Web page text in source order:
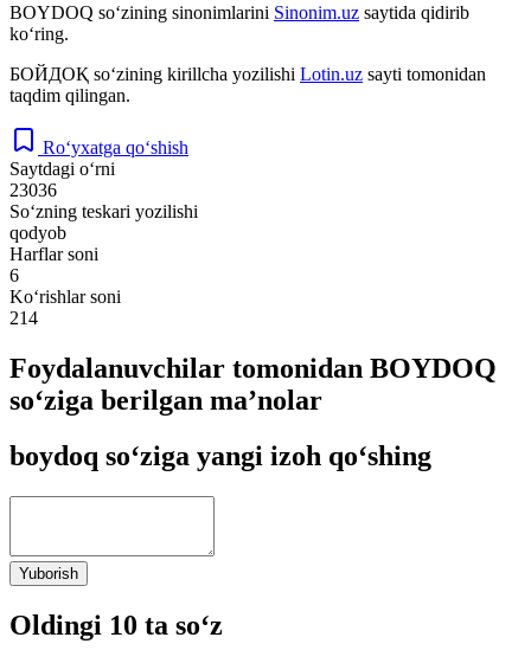
BOYDOQ so‘zining sinonimlarini Sinonim.uz saytida qidirib
ko‘ring.
БОЙДОҚ so‘zining kirillcha yozilishi Lotin.uz sayti tomonidan
taqdim qilingan.
Ro‘yxatga qo‘shish
Saytdagi o‘rni
23036
So‘zning teskari yozilishi
qodyob
Harflar soni
6
Ko‘rishlar soni
214
Foydalanuvchilar tomonidan BOYDOQ
so‘ziga berilgan ma’nolar
boydoq so‘ziga yangi izoh qo‘shing
Yuborish
Oldingi 10 ta so‘z